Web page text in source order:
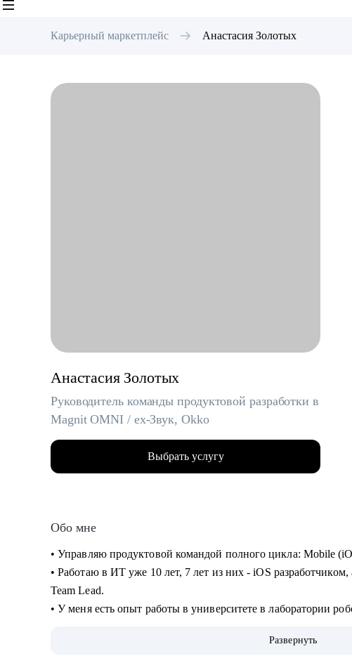
Карьерный маркетплейс Анастасия Золотых
Анастасия Золотых
Руководитель команды продуктовой разработки в
Magnit OMNI / ex-Звук, Okko
Выбрать услугу
Обо мне
• Управляю продуктовой командой полного цикла: Mobile
• Работаю в ИТ уже 10 лет, 7 лет из них - iOS разработчиком,
Team Lead.
• У меня есть опыт работы в университете в лаборатории
• На всех проектах работала с легаси и распиливала
Развернуть